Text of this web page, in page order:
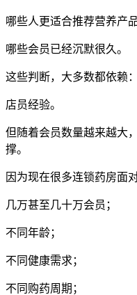
哪些人更适合推荐营养产品
哪些会员已经沉默很久。
这些判断，大多数都依赖：
店员经验。
但随着会员数量越来越大
撑。
因为现在很多连锁药房面
几万甚至几十万会员；
不同年龄；
不同健康需求；
不同购药周期；